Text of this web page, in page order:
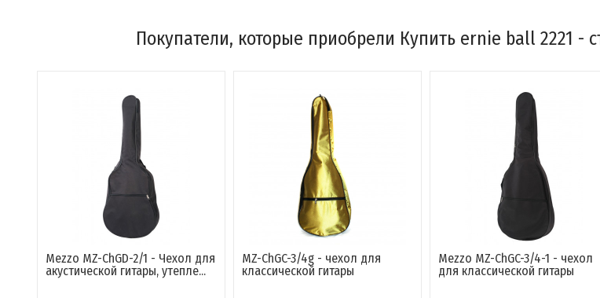
Покупатели, которые приобрели Купить ernie ball 2221 -
2/1 - Чехол для
утепле...
MZ-ChGC-3/4g - чехол для
классической гитары
Mezzo MZ-ChGC-3/4-1 - чехол
для классической гитары
Aroma AC-20C
для